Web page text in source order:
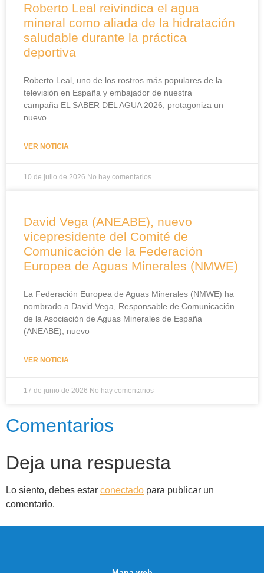
Roberto Leal reivindica el agua
mineral como aliada de la hidratación
saludable durante la práctica
deportiva
Roberto Leal, uno de los rostros más populares de la
televisión en España y embajador de nuestra
campaña EL SABER DEL AGUA 2026, protagoniza un
nuevo
VER NOTICIA
10 de julio de 2026 No hay comentarios
David Vega (ANEABE), nuevo
vicepresidente del Comité de
Comunicación de la Federación
Europea de Aguas Minerales (NMWE)
La Federación Europea de Aguas Minerales (NMWE) ha
nombrado a David Vega, Responsable de Comunicación
de la Asociación de Aguas Minerales de España
(ANEABE), nuevo
VER NOTICIA
17 de junio de 2026 No hay comentarios
Comentarios
Deja una respuesta
Lo siento, debes estar conectado para publicar un
comentario.